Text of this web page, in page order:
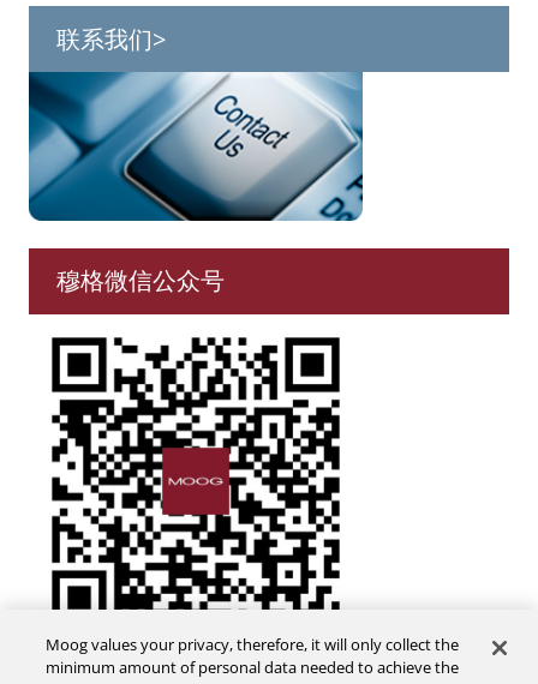
联系我们>
穆格微信公众号
联系我们
Moog values your privacy, therefore, it will only collect the
minimum amount of personal data needed to achieve the